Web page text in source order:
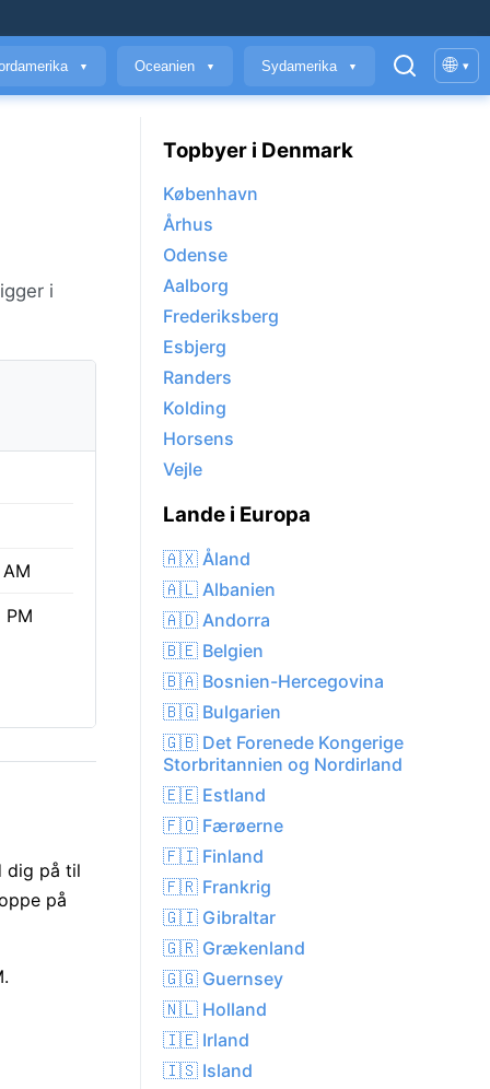
▼ Oceanien ▼ Sydamerika ▼ 🌐 ▾
i
PM
dig på til
på
Topbyer i Denmark
København
Århus
Odense
Aalborg
Frederiksberg
Esbjerg
Randers
Kolding
Horsens
Vejle
Lande i Europa
🇦🇽 Åland
🇦🇱 Albanien
🇦🇩 Andorra
🇧🇪 Belgien
🇧🇦 Bosnien-Hercegovina
🇧🇬 Bulgarien
🇬🇧 Det Forenede Kongerige
Storbritannien og Nordirland
🇪🇪 Estland
🇫🇴 Færøerne
🇫🇮 Finland
🇫🇷 Frankrig
🇬🇮 Gibraltar
🇬🇷 Grækenland
🇬🇬 Guernsey
🇳🇱 Holland
🇮🇪 Irland
🇮🇸 Island